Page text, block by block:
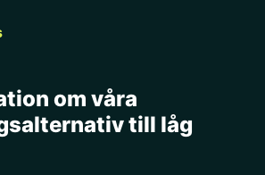
om våra
till låg